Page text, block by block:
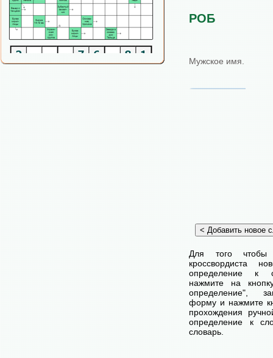
РОБ
Мужское имя.
Для того чтобы
кроссвордиста
определение к
нажмите на
определение",
форму и нажмите
прохождения
определение к
словарь.